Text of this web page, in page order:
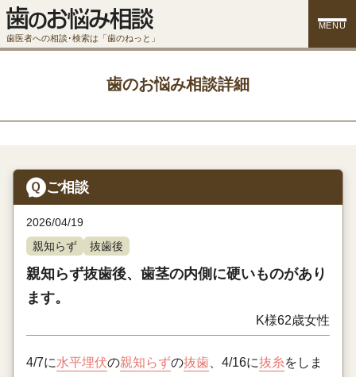
歯医者への相談･検索は「歯のねっと」
MENU
歯のお悩み相談詳細
ご相談
2026/04/19
親知らず
抜歯後
親知らず抜歯後、歯茎の内側に硬いものがあり
ます。
K様62歳女性
4/7に水平埋伏の親知らずの抜歯 、4/16に抜糸をしま